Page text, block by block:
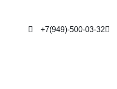
+7(949)-500-03-32